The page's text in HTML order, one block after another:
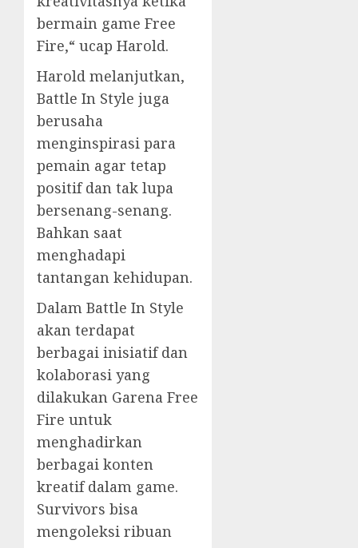
bermain game Free
Fire,“ ucap Harold.
Harold melanjutkan,
Battle In Style juga
berusaha
menginspirasi para
pemain agar tetap
positif dan tak lupa
bersenang-senang.
Bahkan saat
menghadapi
tantangan kehidupan.
Dalam Battle In Style
akan terdapat
berbagai inisiatif dan
kolaborasi yang
dilakukan Garena Free
Fire untuk
menghadirkan
berbagai konten
kreatif dalam game.
Survivors bisa
mengoleksi ribuan